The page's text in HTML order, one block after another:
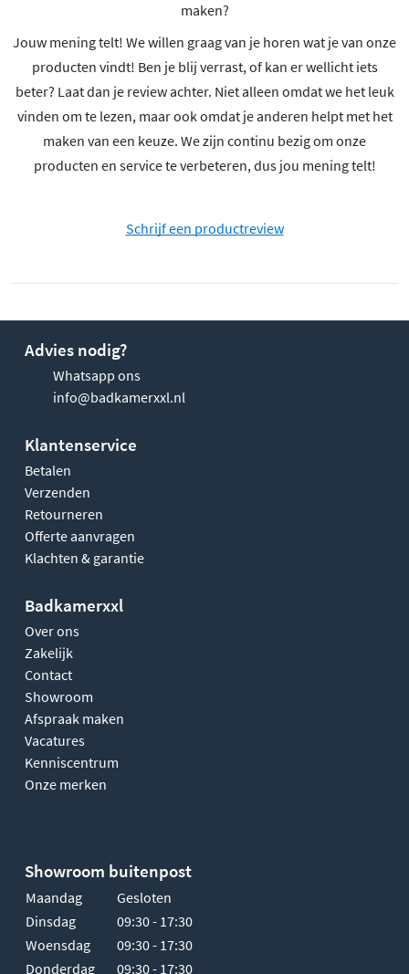
maken?
Jouw mening telt! We willen graag van je horen wat je van onze
producten vindt! Ben je blij verrast, of kan er wellicht iets
beter? Laat dan je review achter. Niet alleen omdat we het leuk
vinden om te lezen, maar ook omdat je anderen helpt met het
maken van een keuze. We zijn continu bezig om onze
producten en service te verbeteren, dus jou mening telt!
Schrijf een productreview
Advies nodig?
Whatsapp ons
info@badkamerxxl.nl
Klantenservice
Betalen
Verzenden
Retourneren
Offerte aanvragen
Klachten & garantie
Badkamerxxl
Over ons
Zakelijk
Contact
Showroom
Afspraak maken
Vacatures
Kenniscentrum
Onze merken
Showroom buitenpost
Maandag
Gesloten
Dinsdag
09:30 - 17:30
Woensdag
09:30 - 17:30
Donderdag
09:30 - 17:30